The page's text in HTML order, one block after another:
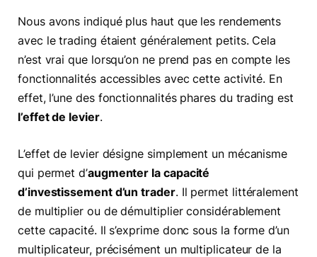
Nous avons indiqué plus haut que les rendements
avec le trading étaient généralement petits. Cela
n’est vrai que lorsqu’on ne prend pas en compte les
fonctionnalités accessibles avec cette activité. En
effet, l’une des fonctionnalités phares du trading est
l’effet de levier.
L’effet de levier désigne simplement un mécanisme
qui permet d’augmenter la capacité
d’investissement d’un trader. Il permet littéralement
de multiplier ou de démultiplier considérablement
cette capacité. Il s’exprime donc sous la forme d’un
multiplicateur, précisément un multiplicateur de la